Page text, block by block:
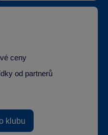
ceny
od partnerů
klubu